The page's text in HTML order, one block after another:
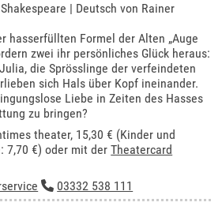
| Deutsch von Rainer
hasserfüllten Formel der Alten „Auge
zwei ihr persönliches Glück heraus:
die Sprösslinge der verfeindeten
sich Hals über Kopf ineinander.
Liebe in Zeiten des Hasses
zu bringen?
theater, 15,30 € (Kinder und
7,70 €) oder mit derTheatercard
03332 538 111